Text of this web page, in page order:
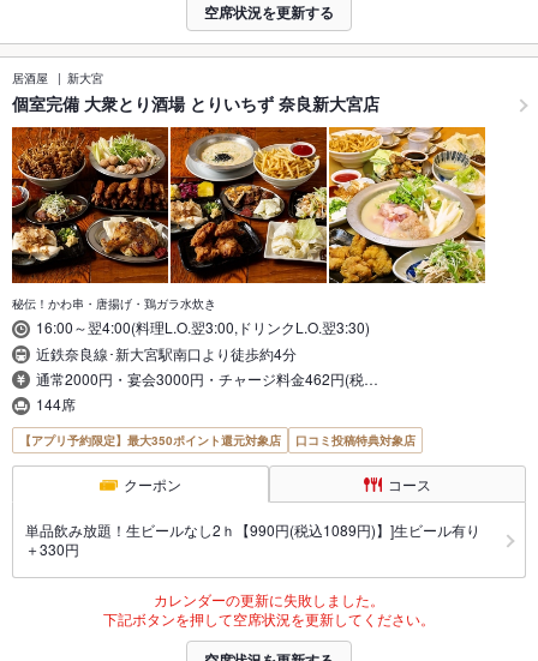
空席状況を更新する
居酒屋 新大宮
個室完備 大衆とり酒場 とりいちず 奈良新大宮店
秘伝！かわ串・唐揚げ・鶏ガラ水炊き
16:00～翌4:00(料理L.O.翌3:00,ドリンクL.O.翌3:30)
近鉄奈良線･新大宮駅南口より徒歩約4分
通常2000円・宴会3000円・チャージ料金462円(税…
144席
【アプリ予約限定】最大350ポイント還元対象店 口コミ投稿特典対象店
クーポン コース
単品飲み放題！生ビールなし2ｈ【990円(税込1089円)】]生ビール有り
＋330円
カレンダーの更新に失敗しました。
下記ボタンを押して空席状況を更新してください。